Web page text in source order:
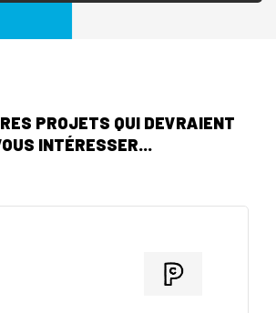
PROJETS QUI DEVRAIENT
INTÉRESSER...